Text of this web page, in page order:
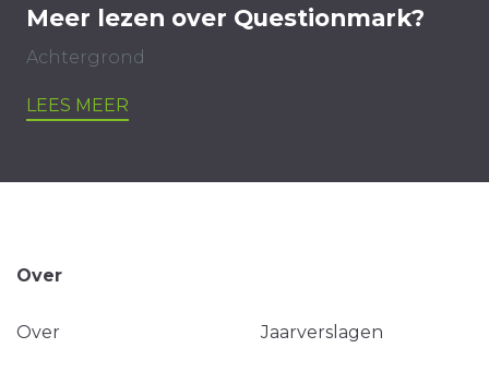
Meer lezen over Questionmark?
Achtergrond
LEES MEER
Over
Over Jaarverslagen